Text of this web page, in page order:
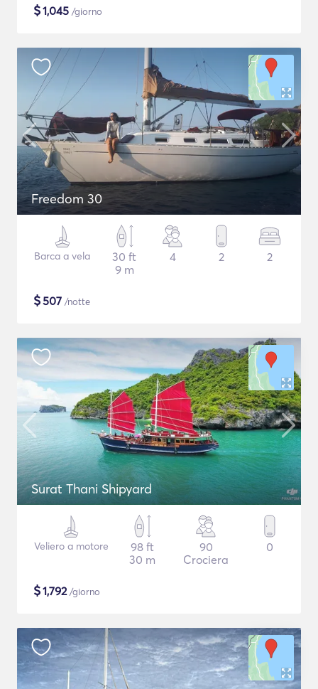
$1,045 /giorno
Freedom 30
Barca a vela
30 ft
9 m
4 2 2
$507 /notte
Surat Thani Shipyard
Veliero a motore
98 ft
30 m
90
Crociera
0
$1,792/giorno